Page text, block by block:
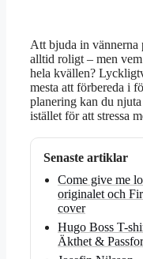
Att bjuda in vännerna
alltid roligt – men
hela kvällen?
mesta att förbereda i
planering kan du
istället för att stressa
Senaste artiklar
Come give me
originalet och
cover
Hugo Boss T-
Äkthet &